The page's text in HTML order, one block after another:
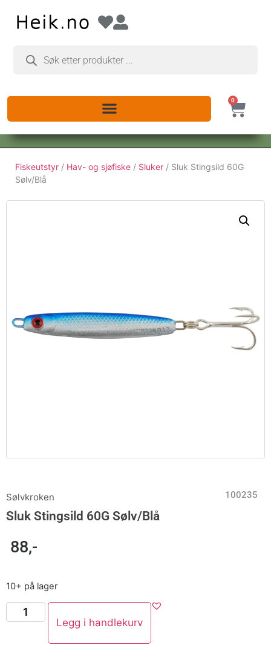
0
Fiskeutstyr / Hav- og sjøfiske / Sluker / Sluk Stingsild 60G
Sølv/Blå
Sølvkroken 100235
Sluk Stingsild 60G Sølv/Blå
88,-
10+ på lager
Legg i handlekurv